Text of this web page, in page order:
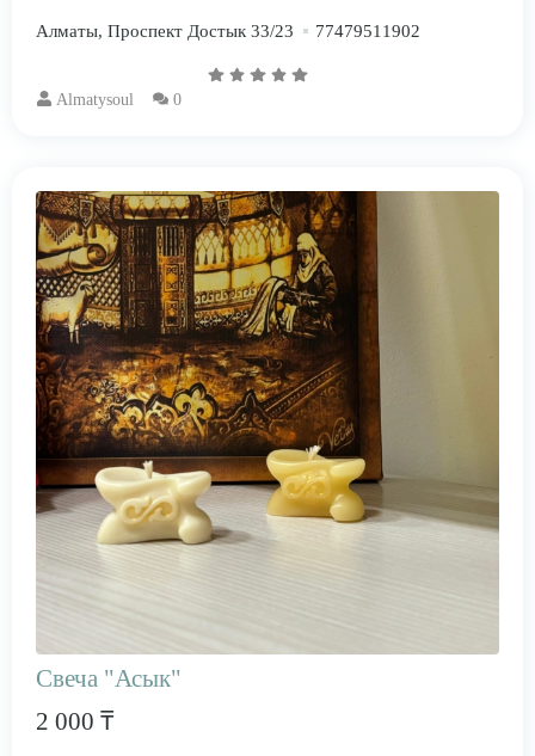
Алматы, Проспект Достык 33/23 77479511902
Almatysoul 0
Свеча "Асык"
2 000 ₸